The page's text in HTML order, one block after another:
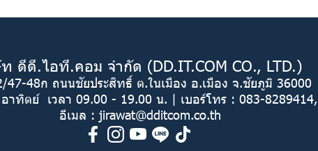
ดีดี.ไอที.คอม จำกัด (DD.IT.COM CO., LTD.)
47-48ก ถนนชัยประสิทธิ์ ต.ในเมือง อ.เมือง จ.ชัยภูมิ 36000
าทิตย์ เวลา 09.00 - 19.00 น. | เบอร์โทร : 083-8289414,
อีเมล : jirawat@dditcom.co.th